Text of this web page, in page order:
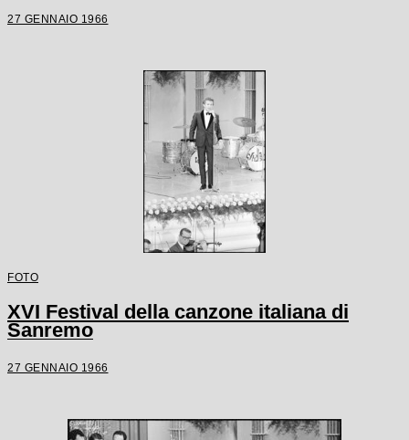
27 GENNAIO 1966
FOTO
XVI Festival della canzone italiana di
Sanremo
27 GENNAIO 1966